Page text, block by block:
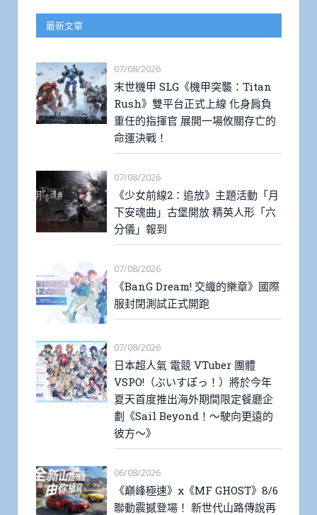
最新文章
07/08/2026
末世機甲 SLG《機甲突襲：Titan
Rush》雙平台正式上線 化身肩負
重任的指揮官 展開一場攸關存亡的
命運決戰！
07/08/2026
《少女前線2：追放》主題活動「月
下安魂曲」古堡開放 精英人形「六
分儀」報到
07/08/2026
《BanG Dream! 交織的樂章》國際
服封閉測試正式開跑
07/08/2026
日本超人氣 電競 VTuber 團體
VSPO!（ぶいすぽっ！）將於今年
夏天首度推出海外期間限定餐廳企
劃《Sail Beyond！～駛向更遠的
彼方～》
06/08/2026
《巔峰極速》x《MF GHOST》8/6
聯動震撼登場！ 新世代山路傳說再